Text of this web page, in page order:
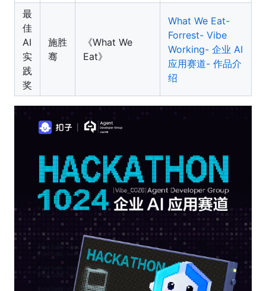
最
佳
AI
实
践
奖
施胜
骞
《What We
Eat》
What We Eat-
Forrest- Vibe
Working- 企业 AI
应用赛道- 作品介
绍